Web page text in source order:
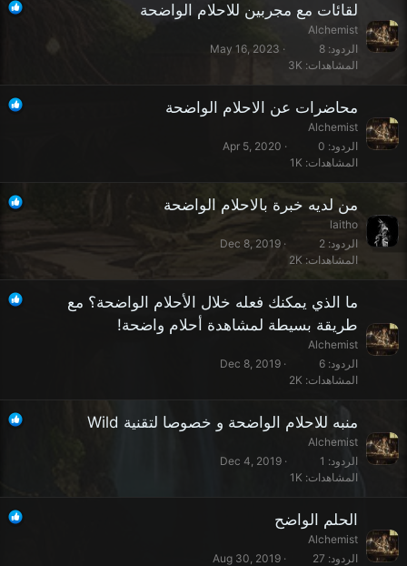
لقائات مع مجربين للاحلام الواضحة
Alchemist
الردود 8
المشاهدات 3K
May 16, 2023
محاضرات عن الاحلام الواضحة
Alchemist
الردود 0
المشاهدات 1K
Apr 5, 2020
من لديه خبرة بالاحلام الواضحة
laitho
الردود 2
المشاهدات 2K
Dec 8, 2019
ما الذي يمكنك فعله خلال الأحلام الواضحة؟ مع
طريقة بسيطة لمشاهدة أحلام واضحة!
Alchemist
الردود 6
المشاهدات 2K
Dec 8, 2019
منبه للاحلام الواضحة و خصوصا لتقنية Wild
Alchemist
الردود 1
المشاهدات 1K
Dec 4, 2019
الحلم الواضح
Alchemist
الردود 27
Aug 30, 2019